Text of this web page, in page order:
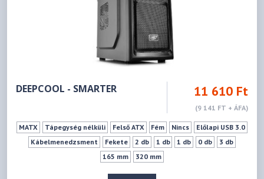
DEEPCOOL - SMARTER 11 610 Ft
(9 141 FT + ÁFA)
MATX Tápegység nélküli Felső ATX Fém Nincs
Előlapi USB 3.0
Kábelmenedzsment
Fekete 2 db 1 db 1 db 0 db
3 db
165 mm
320 mm